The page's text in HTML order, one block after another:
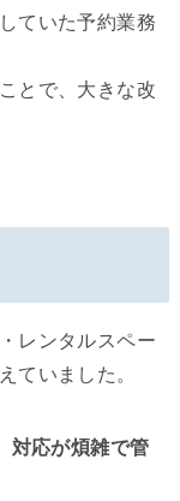
ていた予約業務
とで、大きな改
レンタルスペー
ていました。
対応が煩雑で管